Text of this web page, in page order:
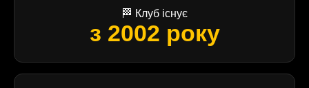
🏁 Клуб існує
з 2002 року